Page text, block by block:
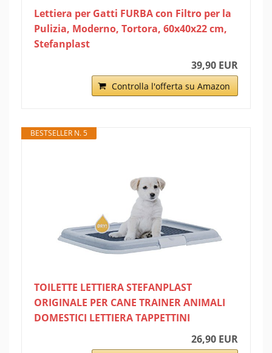
Lettiera per Gatti FURBA con Filtro per la
Pulizia, Moderno, Tortora, 60x40x22 cm,
Stefanplast
39,90 EUR
Controlla l'offerta su Amazon
BESTSELLER N. 5
TOILETTE LETTIERA STEFANPLAST
ORIGINALE PER CANE TRAINER ANIMALI
DOMESTICI LETTIERA TAPPETTINI
26,90 EUR